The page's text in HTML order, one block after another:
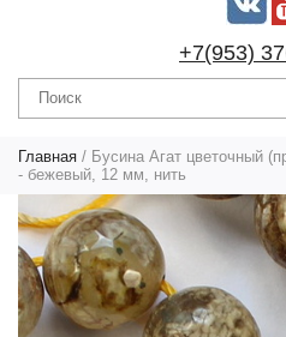
+7(953)
Главная / Бусина Агат цветочный
- бежевый, 12 мм, нить